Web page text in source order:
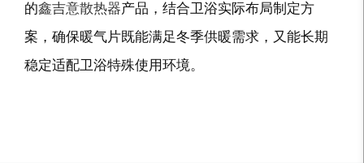
的鑫吉意散热器产品，结合卫浴实际布局制定方
案，确保暖气片既能满足冬季供暖需求，又能长期
稳定适配卫浴特殊使用环境。